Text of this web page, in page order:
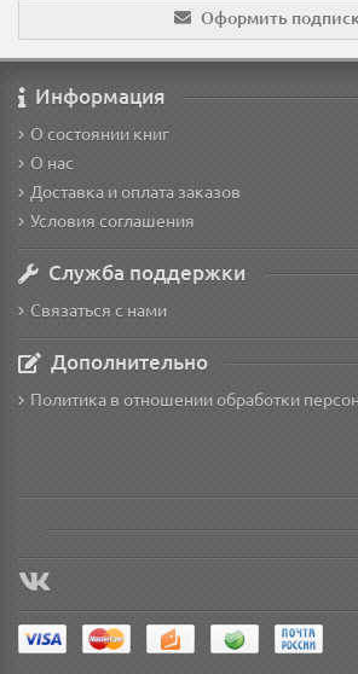
Оформить
Информация
О состоянии книг
О нас
Доставка и оплата заказов
Условия соглашения
Служба поддержки
Связаться с нами
Дополнительно
Политика в отношении обработки